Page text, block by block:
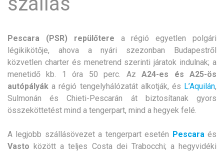
Pescara (PSR) repülőtere a régió egyetlen polgári
légikikötője, ahova a nyári szezonban Budapestről
közvetlen charter és menetrend szerinti járatok indulnak; a
menetidő kb. 1 óra 50 perc. AzA24-es és A25-ös
autópályák a régió tengelyhálózatát alkotják, és L’Aquilán,
Sulmonán és Chieti-Pescarán át biztosítanak gyors
összeköttetést mind a tengerpart, mind a hegyek felé.
A legjobb szállásövezet a tengerpart esetén Pescara és
Vasto között a teljes Costa dei Trabocchi; a hegyvidéki